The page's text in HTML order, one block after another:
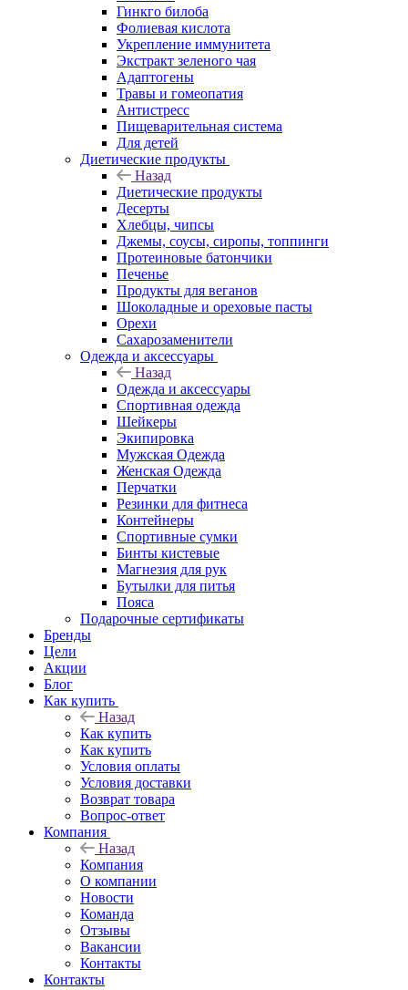
Гинкго билоба
Фолиевая кислота
Укрепление иммунитета
Экстракт зеленого чая
Адаптогены
Травы и гомеопатия
Антистресс
Пищеварительная система
Для детей
Диетические продукты
Назад
Диетические продукты
Десерты
Хлебцы, чипсы
Джемы, соусы, сиропы, топпинги
Протеиновые батончики
Печенье
Продукты для веганов
Шоколадные и ореховые пасты
Орехи
Сахарозаменители
Одежда и аксессуары
Назад
Одежда и аксессуары
Спортивная одежда
Шейкеры
Экипировка
Мужская Одежда
Женская Одежда
Перчатки
Резинки для фитнеса
Контейнеры
Спортивные сумки
Бинты кистевые
Магнезия для рук
Бутылки для питья
Пояса
Подарочные сертификаты
Бренды
Цели
Акции
Блог
Как купить
Назад
Как купить
Как купить
Условия оплаты
Условия доставки
Возврат товара
Вопрос-ответ
Компания
Назад
Компания
О компании
Новости
Команда
Отзывы
Вакансии
Контакты
Контакты